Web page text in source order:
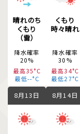
晴れのち
くもり
（雷）
降水確率
20%
最高35°C
最低--°C
くもり
時々晴れ
降水確率
30%
最高34°C
最低27°C
8月13日 8月14日